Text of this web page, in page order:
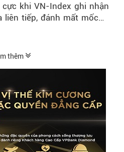
khi VN-Index ghi nhận
liên tiếp, đánh mất mốc
thêm